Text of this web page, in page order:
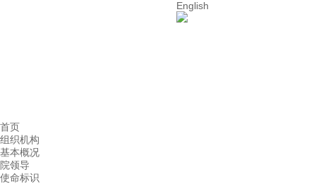
English
首页
组织机构
基本概况
院领导
使命标识